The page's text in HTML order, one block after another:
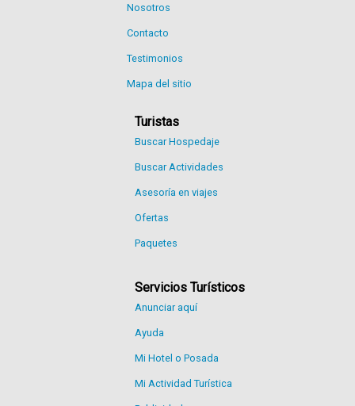
Nosotros
Contacto
Testimonios
Mapa del sitio
Turistas
Buscar Hospedaje
Buscar Actividades
Asesoría en viajes
Ofertas
Paquetes
Servicios Turísticos
Anunciar aquí
Ayuda
Mi Hotel o Posada
Mi Actividad Turística